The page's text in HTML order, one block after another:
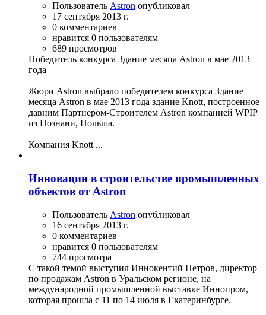
Пользователь Astron опубликовал
17 сентября 2013 г.
0 комментариев
нравится 0 пользователям
689 просмотров
Победитель конкурса Здание месяца Astron в мае 2013
года
Жюри Astron выбрало победителем конкурса Здание
месяца Astron в мае 2013 года здание Knott, построенное
давним Партнером-Строителем Astron компанией WPIP
из Познани, Польша.
Компания Knott ...
Инновации в строительстве промышленных
объектов от Astron
Пользователь Astron опубликовал
16 сентября 2013 г.
0 комментариев
нравится 0 пользователям
744 просмотра
С такой темой выступил Иннокентий Петров, директор
по продажам Astron в Уральском регионе, на
международной промышленной выставке Иннопром,
которая прошла с 11 по 14 июля в Екатеринбурге.